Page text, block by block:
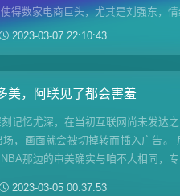
得数家电商巨头，尤其是刘强东，
2023-03-07 22:10:43
美，阿联见了都会害羞
记忆尤深，在当初互联网尚未发达
，画面就会被切掉转而插入广告。
那边的审美确实与咱不大相同，
2023-03-05 00:37:53